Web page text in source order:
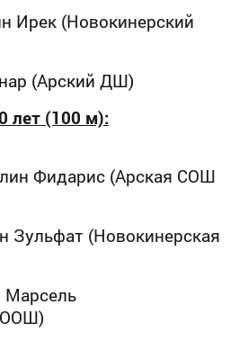
Ирек (Новокинерский
(Арский ДШ)
лет (100 м):
Фидарис (Арская СОШ
Зульфат (Новокинерская
Марсель
ООШ)